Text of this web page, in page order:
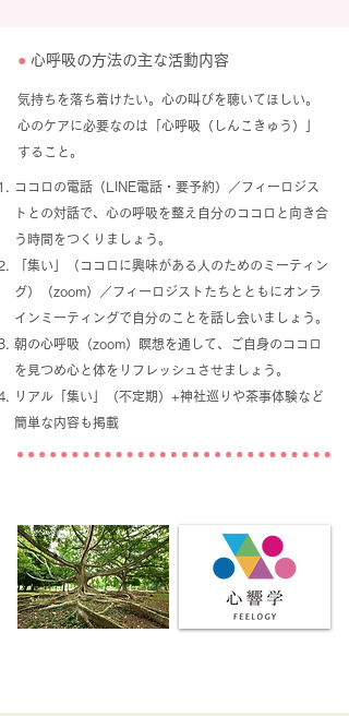
● 心呼吸の方法の主な活動内容
気持ちを落ち着けたい。心の叫びを聴いてほしい。
心のケアに必要なのは「心呼吸（しんこきゅう）」
すること。
ココロの電話（LINE電話・要予約）／フィーロジス
トとの対話で、心の呼吸を整え自分のココロと向き合
う時間をつくりましょう。
「集い」（ココロに興味がある人のためのミーティン
グ）（zoom）／フィーロジストたちとともにオンラ
インミーティングで自分のことを話し会いましょう。
朝の心呼吸（zoom）瞑想を通して、ご自身のココロ
を見つめ心と体をリフレッシュさせましょう。
リアル「集い」（不定期）+神社巡りや茶事体験など
簡単な内容も掲載